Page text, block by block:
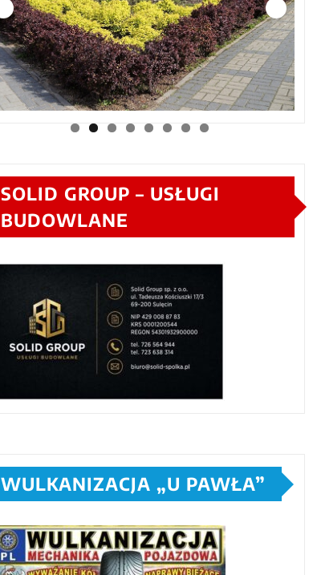
SOLID GROUP – USŁUGI
BUDOWLANE
WULKANIZACJA „U PAWŁA”